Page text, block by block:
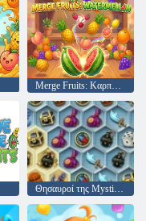
Merge Fruits: Καρπούζι
Θησαυροί της Mystic Sea